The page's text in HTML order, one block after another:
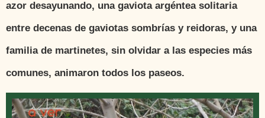
azor desayunando, una gaviota argéntea solitaria
entre decenas de gaviotas sombrías y reidoras, y una
familia de martinetes, sin olvidar a las especies más
comunes, animaron todos los paseos.